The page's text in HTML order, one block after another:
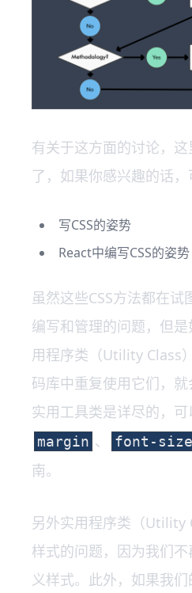
有关于这方面的讨论，
了，如果你感兴趣的话，
写CSS的姿势
React中编写CSS的姿势
虽然这些CSS方法都在试
编写和管理的问题，但
用程序类（Utility Class
码库中重复使用它们，
实用工具类是详尽的，可
margin 、 font-size
南。
另外实用程序类（Utility
样式的问题，因为我们
义样式。此外，如果我